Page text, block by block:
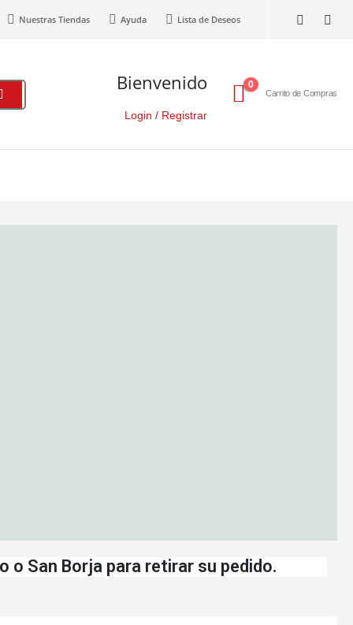
Nuestras Tiendas Ayuda Lista de Deseos
Bienvenido
Login / Registrar
0
Carrito de Compras
o San Borja para retirar su pedido.